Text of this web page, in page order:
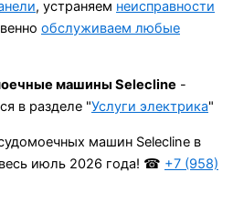
, устраняем неисправности
обслуживаем любые
машины Selecline -
в разделе "Услуги электрика"
машин Selecline в
июль 2026 года! ☎ +7 (958)